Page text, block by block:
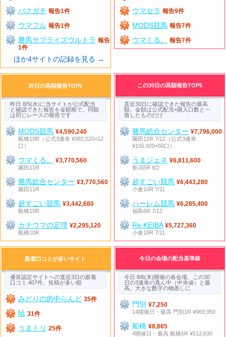
バクガチ 報告1件
ウマフル 報告1件
勝馬サプライズウルトラ 報告
1件
ほか4サイトの記録を見る →
ウマセラ 報告9件
MODS競馬 報告7件
ウマくる。 報告7件
昨日の高額報告TOP5
昨日 8/5(水)に当サイトが公式配当
と確認できた報告を金額順で。同額
は同じレースの報告です
MODS競馬 ¥4,590,240
船橋10R（公式3連単 ¥382,520×12
口）
ウマくる。
¥3,770,560
園田11R
勝馬総合センター ¥3,770,560
園田11R
超すごい競馬 ¥3,442,680
船橋10R
カチウマの定理 ¥2,295,120
船橋10R
この30日の高額報告TOP5
直近30日に確認できた報告の最高
額。金額は公式配当×購入口数と一
致したものだけ
勝馬総合センター ¥7,796,000
園田12R 7/22（公式3連単
¥155,920×50口）
うまジェネ ¥6,811,600
新潟5R 8/2
超すごい競馬 ¥6,443,280
小倉10R 7/11
ハーレム競馬 ¥6,285,400
福島6R 7/12
Re:KEIBA ¥5,727,360
小倉10R 7/11
新着口コミが多いサイト
優良認定サイトへの直近3日の新着
口コミ 407件。投稿が多い順
みどりの的中らんど 35件
暁 31件
うまトリ 25件
今日の会場の配当基準線
今日 8/6(木)開催の各会場、この30
日の3連単の真ん中（中央値）と最
高。大きな数字の物差しに
門別¥7,250
14開催日・最高 門別1R ¥969,950
船橋¥8,865
4開催日・最高 船橋5R ¥512,630